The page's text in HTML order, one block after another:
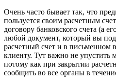
Очень часто бывает так, что
пользуется своим расчетным
договору банковского счета (а
любой документ, который вы
расчетный счет и в письменном
клиенту. Тут важно не упустить
потому как при закрытии
сообщить во все органы в